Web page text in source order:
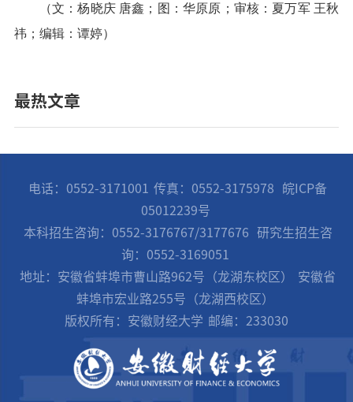
（文：杨晓庆 唐鑫；图：华原原；审核：夏万军 王秋
祎；编辑：谭婷）
最热文章
电话：0552-3171001 传真：0552-3175978
皖ICP备
05012239号
本科招生咨询：0552-3176767/3177676
研究生招生咨
询：0552-3169051
地址：安徽省蚌埠市曹山路962号（龙湖东校区）
安徽省
蚌埠市宏业路255号（龙湖西校区）
版权所有：安徽财经大学 邮编：233030